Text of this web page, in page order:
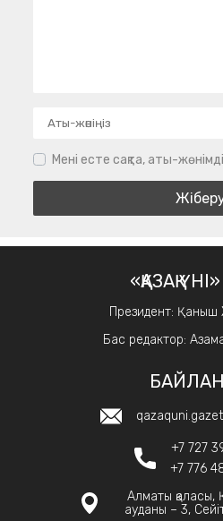
Мені есте сақта, аты-
«ҚАЗАҚ
Президент: Қаныш
Бас редактор:
+7 727
+7 776
Алматы қаласы,
ауданы – 3,